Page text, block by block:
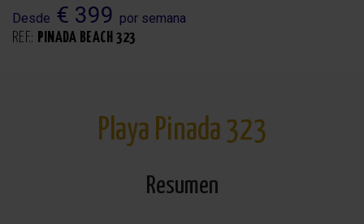
Desde € 399 por semana
REF.: PINADA BEACH 323
Playa Pinada 323
Resumen